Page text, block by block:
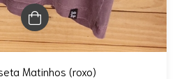
Matinhos (roxo)